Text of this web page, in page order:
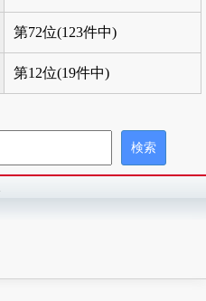
第72位(123件中)
第12位(19件中)